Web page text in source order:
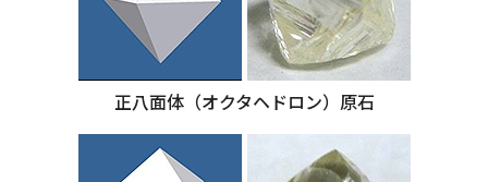
正八面体（オクタヘドロン）原石